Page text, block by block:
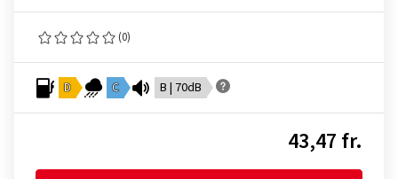
(0)
D C B | 70dB
43,47 fr.